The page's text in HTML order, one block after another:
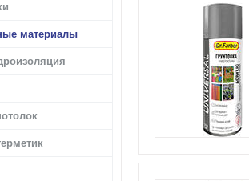
материалы